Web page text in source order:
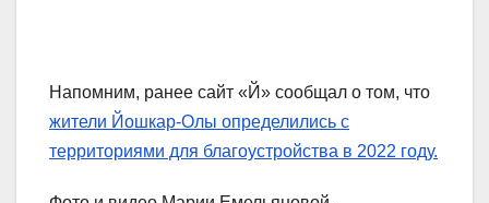
Напомним, ранее сайт «Й» сообщал о том, что
жители Йошкар-Олы определились с
территориями для благоустройства в 2022 году.